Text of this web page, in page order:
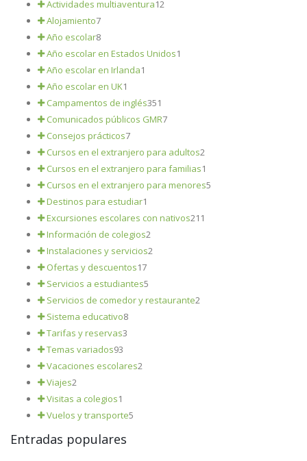
Actividades multiaventura12
Alojamiento7
Año escolar8
Año escolar en Estados Unidos1
Año escolar en Irlanda1
Año escolar en UK1
Campamentos de inglés351
Comunicados públicos GMR7
Consejos prácticos7
Cursos en el extranjero para adultos2
Cursos en el extranjero para familias1
Cursos en el extranjero para menores5
Destinos para estudiar1
Excursiones escolares con nativos211
Información de colegios2
Instalaciones y servicios2
Ofertas y descuentos17
Servicios a estudiantes5
Servicios de comedor y restaurante2
Sistema educativo8
Tarifas y reservas3
Temas variados93
Vacaciones escolares2
Viajes2
Visitas a colegios1
Vuelos y transporte5
Entradas populares